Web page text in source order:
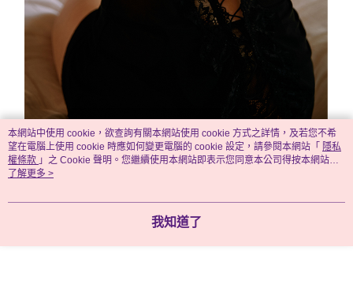
本網站中使用 cookie，欲查詢有關本網站使用 cookie 方式之詳情，及若您不希
望在電腦上使用 cookie 時應如何變更電腦的 cookie 設定，請參閱本網站「 隱私
權條款 」之 Cookie 聲明。您繼續使用本網站即表示您同意本公司得按本網站使
用條款之 Cookie 聲明使用 cookie。
了解更多 >
我知道了